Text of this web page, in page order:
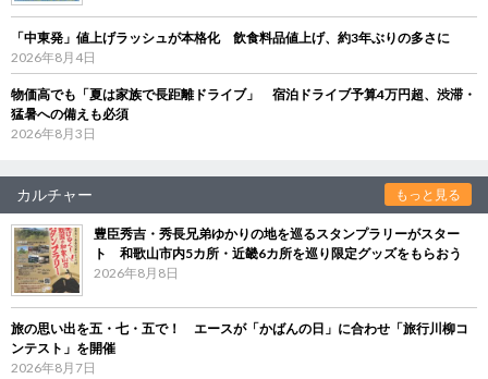
「中東発」値上げラッシュが本格化 飲食料品値上げ、約3年ぶりの多さに
2026年8月4日
物価高でも「夏は家族で長距離ドライブ」 宿泊ドライブ予算4万円超、渋滞・
猛暑への備えも必須
2026年8月3日
カルチャー もっと見る
豊臣秀吉・秀長兄弟ゆかりの地を巡るスタンプラリーがスター
ト 和歌山市内5カ所・近畿6カ所を巡り限定グッズをもらおう
2026年8月8日
旅の思い出を五・七・五で！ エースが「かばんの日」に合わせ「旅行川柳コ
ンテスト」を開催
2026年8月7日